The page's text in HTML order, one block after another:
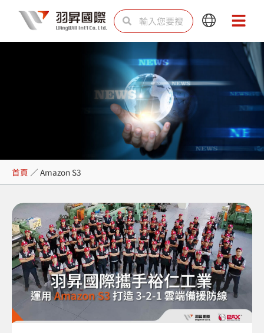
主
搜
尋 尋
Main
Menu
Main
Menu
Amazon S3
首頁 ／ Amazon S3